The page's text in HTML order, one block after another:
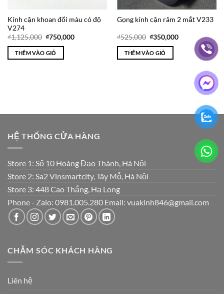
Kính cận khoan đổi màu có độ
V274
₫1,125,000 Giá
là:
₫1,125,000.
₫750,000Giá
THÊM VÀO GIỎ
Gọng kính cận râm 2 mắt V233
₫525,000 Giá
là:
₫525,000.
₫350,000Giá
₫350,000.
THÊM VÀO GIỎ
HỆ THỐNG CỬA HÀNG
Store 1: Số 10 Hoàng Đạo Thành, Hà Nội
Store 2: Sa2 Vinsmartcity, Tây Mỗ, Hà Nội
Store 3: 448 Cao Thắng, Hạ Long
Phone - Zalo: 0981.005.280 Email: vuakinh846@gmail.com
CHĂM SÓC KHÁCH HÀNG
Liên hệ